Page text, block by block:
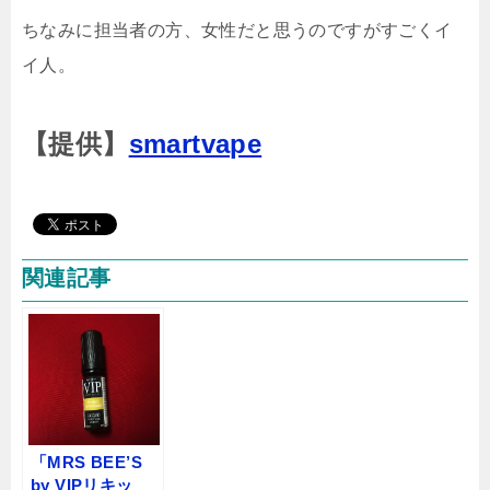
ちなみに担当者の方、女性だと思うのですがすごくイ
イ人。
【提供】 smartvape
関連記事
「MRS BEE’S
by VIPリキッ